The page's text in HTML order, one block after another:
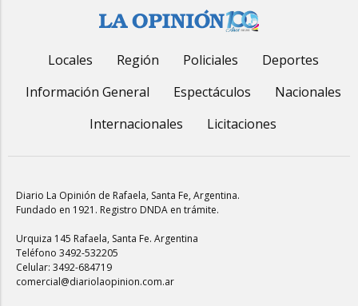
Locales Región Policiales
Deportes
Información General
Espectáculos
Nacionales
Internacionales
Licitaciones
Diario La Opinión de Rafaela, Santa Fe, Argentina.
Fundado en 1921. Registro DNDA en trámite.
Urquiza 145 Rafaela, Santa Fe. Argentina
Teléfono 3492-532205
Celular: 3492-684719
comercial@diariolaopinion.com.ar